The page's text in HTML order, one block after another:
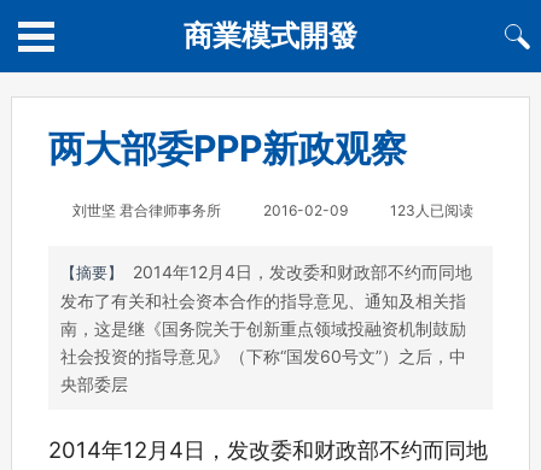
商業模式開發
两大部委PPP新政观察
刘世坚 君合律师事务所 2016-02-09 123人已阅读
【摘要】
2014年12月4日，发改委和财政部不约而同地
发布了有关和社会资本合作的指导意见、通知及相关指
南，这是继《国务院关于创新重点领域投融资机制鼓励
社会投资的指导意见》（下称“国发60号文”）之后，中
央部委层
2014年12月4日，发改委和财政部不约而同地